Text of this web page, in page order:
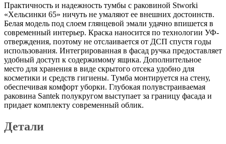
Практичность и надежность тумбы с раковиной Stworki
«Хельсинки 65» ничуть не умаляют ее внешних достоинств.
Белая модель под слоем глянцевой эмали удачно впишется в
современный интерьер. Краска наносится по технологии УФ-
отверждения, поэтому не отслаивается от ДСП спустя годы
использования. Интегрированная в фасад ручка предоставляет
удобный доступ к содержимому ящика. Дополнительное
место для хранения в виде скрытого отсека удобно для
косметики и средств гигиены. Тумба монтируется на стену,
обеспечивая комфорт уборки. Глубокая полувстраиваемая
раковина Santek полукругом выступает за границу фасада и
придает комплекту современный облик.
Детали